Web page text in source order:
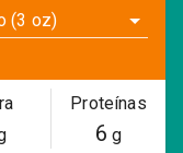
(3 oz)
Proteínas
6 g